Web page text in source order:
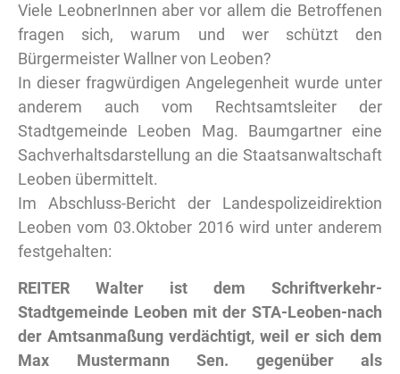
Viele LeobnerInnen aber vor allem die Betroffenen
fragen sich, warum und wer schützt den
Bürgermeister Wallner von Leoben?
In dieser fragwürdigen Angelegenheit wurde unter
anderem auch vom Rechtsamtsleiter der
Stadtgemeinde Leoben Mag. Baumgartner eine
Sachverhaltsdarstellung an die Staatsanwaltschaft
Leoben übermittelt.
Im Abschluss-Bericht der Landespolizeidirektion
Leoben vom 03.Oktober 2016 wird unter anderem
festgehalten:
REITER Walter ist dem Schriftverkehr-
Stadtgemeinde Leoben mit der STA-Leoben-nach
der Amtsanmaßung verdächtigt, weil er sich dem
Max Mustermann Sen. gegenüber als